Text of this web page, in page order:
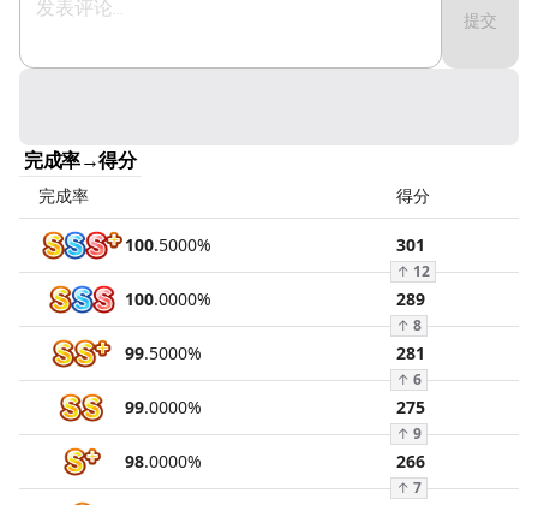
提交
完成率→得分
完成率 得分
100.5000% 301
↑ 12
100.0000% 289
↑ 8
99.5000% 281
↑ 6
99.0000% 275
↑ 9
98.0000% 266
↑ 7